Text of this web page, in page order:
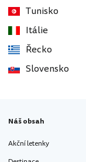
Tunisko
Itálie
Řecko
Slovensko
Náš obsah
Akční letenky